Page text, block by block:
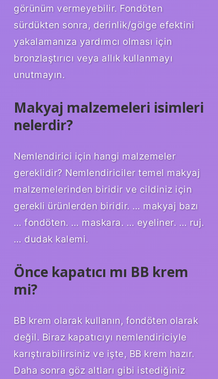
görünüm vermeyebilir. Fondöten
sürdükten sonra, derinlik/gölge efektini
yakalamanıza yardımcı olması için
bronzlaştırıcı veya allık kullanmayı
unutmayın.
Makyaj malzemeleri isimleri
nelerdir?
Nemlendirici için hangi malzemeler
gereklidir? Nemlendiriciler temel makyaj
malzemelerinden biridir ve cildiniz için
gerekli ürünlerden biridir. … makyaj bazı
… fondöten. … maskara. … eyeliner. … ruj.
… dudak kalemi.
Önce kapatıcı mı BB krem
mi?
BB krem ​​olarak kullanın, fondöten olarak
değil. Biraz kapatıcıyı nemlendiriciyle
karıştırabilirsiniz ve işte, BB krem ​​hazır.
Daha sonra göz altları gibi istediğiniz